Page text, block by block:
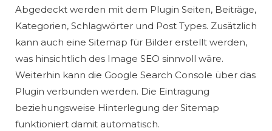
Abgedeckt werden mit dem Plugin Seiten, Beiträge,
Kategorien, Schlagwörter und Post Types. Zusätzlich
kann auch eine Sitemap für Bilder erstellt werden,
was hinsichtlich des Image SEO sinnvoll wäre.
Weiterhin kann die Google Search Console über das
Plugin verbunden werden. Die Eintragung
beziehungsweise Hinterlegung der Sitemap
funktioniert damit automatisch.